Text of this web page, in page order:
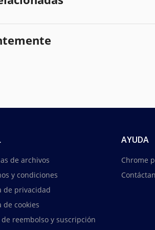
de archivos
y condiciones
de privacidad
de cookies
de reembolso y suscripción
AYUDA
Chrome